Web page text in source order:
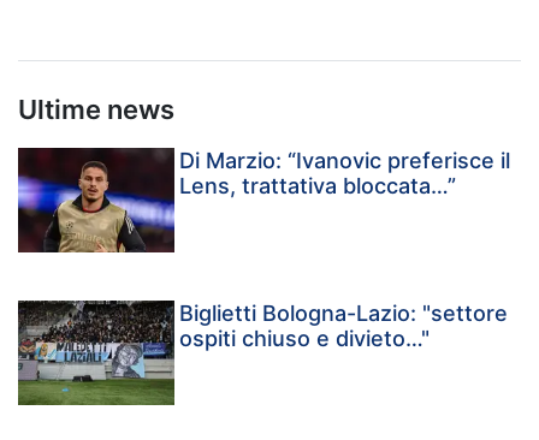
Ultime news
Di Marzio: “Ivanovic preferisce il
Lens, trattativa bloccata…”
Biglietti Bologna-Lazio: "settore
ospiti chiuso e divieto…"